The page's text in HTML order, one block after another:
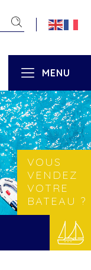
MENU
VOUS
VENDEZ
VOTRE
BATEAU ?